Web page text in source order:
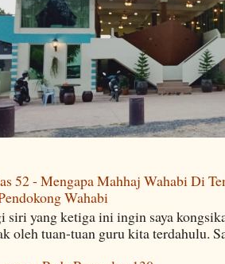
52 - Mengapa Mahhaj Wahabi Di
Wahabi
siri yang ketiga ini ingin saya
oleh tuan-tuan guru kita terdahulu.